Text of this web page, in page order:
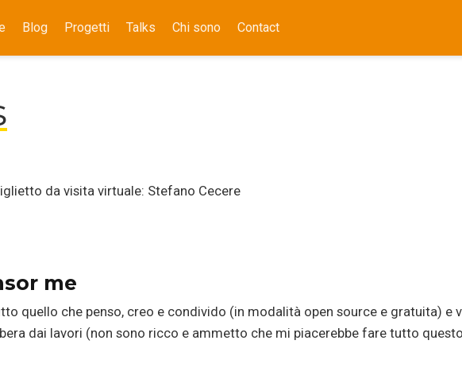
Blog Progetti Talks Chi sono Contact
da visita virtuale: Stefano Cecere
me
quello che penso, creo e condivido (in modalità open source e gratuita) e
dai lavori (non sono ricco e ammetto che mi piacerebbe fare tutto